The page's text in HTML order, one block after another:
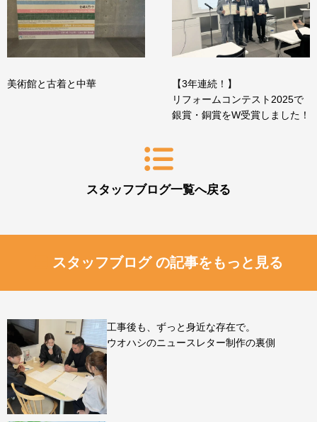
美術館と古着と中華
スタッフブログ一覧へ戻る
【3年連続！】
リフォームコンテスト2025で
銀賞・銅賞をW受賞しました！
スタッフブログ の記事をもっと見る
工事後も、ずっと身近な存在で。
ウオハシのニュースレター制作の裏側